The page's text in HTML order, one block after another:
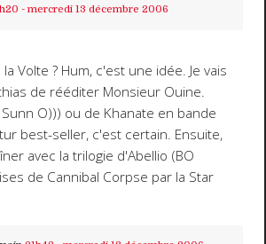
- mercredi 13 décembre 2006
Volte ? Hum, c'est une idée. Je vais
de rééditer Monsieur Ouine.
O))) ou de Khanate en bande
best-seller, c'est certain. Ensuite,
avec la trilogie d'Abellio (BO
de Cannibal Corpse par la Star